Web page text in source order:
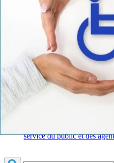
sommes-
nous ?
S'inscrire à
la
newsletter
Rémunération
OTE et DDI
Travail & santé
Action sociale
Le dialogue social engagé
service du public et des